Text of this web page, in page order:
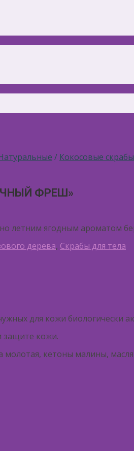
/ Кокосовые
ФРЕШ»
летним ягодным ароматом
дерева, Скрабы для тела
для кожи биологически
защите кожи.
молотая, кетоны малины,